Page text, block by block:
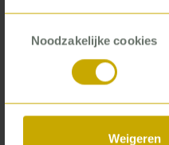
Noodzakelijke cookies
Weigeren
Schuif ook